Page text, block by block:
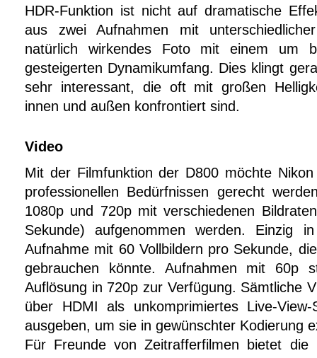
HDR-Funktion ist nicht auf dramatische
aus zwei Aufnahmen mit
natürlich wirkendes Foto mit einem um
gesteigerten Dynamikumfang. Dies klingt
sehr interessant, die oft mit großen
innen und außen konfrontiert sind.
Video
Mit der Filmfunktion der D800 möchte
professionellen Bedürfnissen gerecht
1080p und 720p mit verschiedenen
Sekunde) aufgenommen werden. Einzig
Aufnahme mit 60 Vollbildern pro Sekunde,
gebrauchen könnte. Aufnahmen mit 60p
Auflösung in 720p zur Verfügung. Sämtliche
über HDMI als unkomprimiertes Live-View-
ausgeben, um sie in gewünschter Kodierung
Für Freunde von Zeitrafferfilmen bietet die